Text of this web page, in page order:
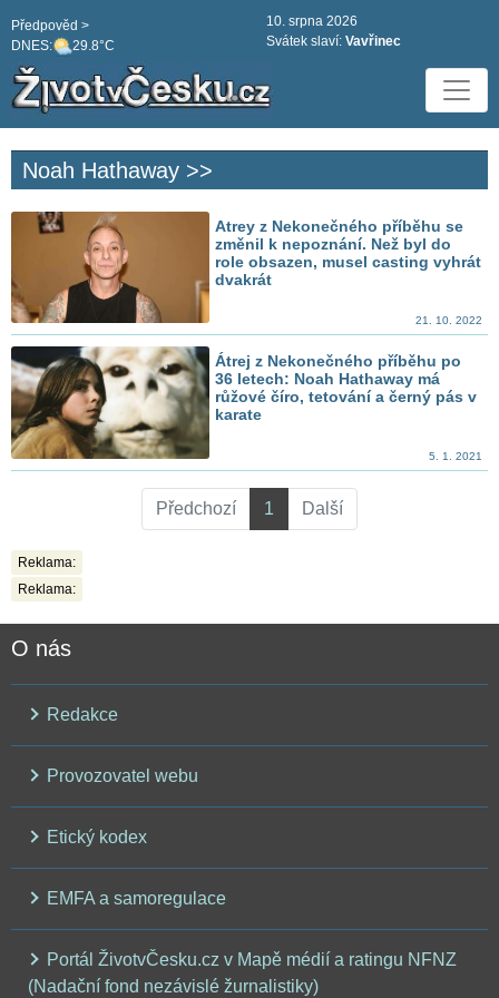
DNES: 29.8°C
Předpověd >
10. srpna 2026
Svátek slaví: Vavřinec
Noah Hathaway >>
Atrey z Nekonečného příběhu se
změnil k nepoznání. Než byl do
role obsazen, musel casting vyhrát
dvakrát
21. 10. 2022
Átrej z Nekonečného příběhu po
36 letech: Noah Hathaway má
růžové číro, tetování a černý pás v
karate
5. 1. 2021
Předchozí 1 Další
Reklama:
Reklama:
O nás
Redakce
Provozovatel webu
Etický kodex
EMFA a samoregulace
Portál ŽivotvČesku.cz v Mapě médií a ratingu NFNZ
(Nadační fond nezávislé žurnalistiky)